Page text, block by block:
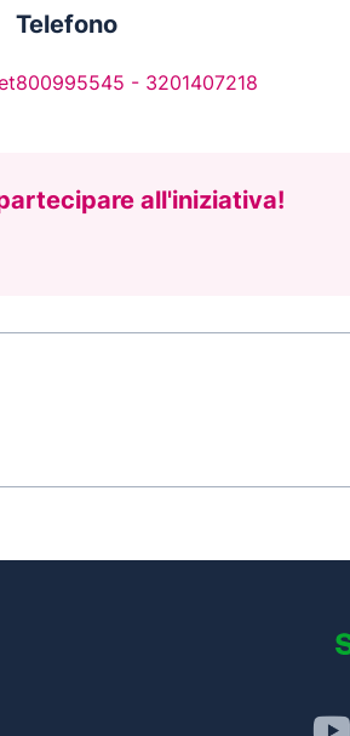
Telefono
800995545 - 3201407218
all'iniziativa!